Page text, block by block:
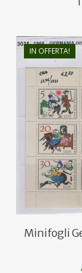
IN OFFERTA!
Minifogli